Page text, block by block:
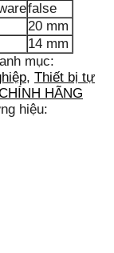
false
20 mm
14 mm
mục:
, Thiết bị tự
HÃNG
hiệu: